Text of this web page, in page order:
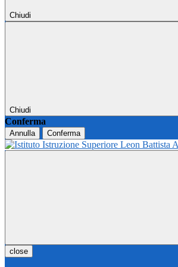
Chiudi
Chiudi
Conferma
Annulla Conferma
close